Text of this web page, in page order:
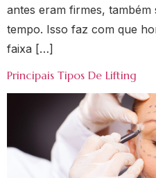
antes eram firmes,
tempo. Isso faz com que
faixa […]
Principais Tipos De Lifting